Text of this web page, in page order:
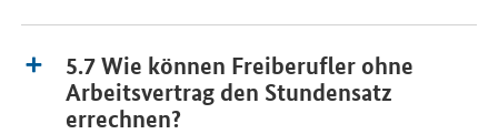
5.7 Wie können Freiberufler ohne
Arbeitsvertrag den Stundensatz
errechnen?